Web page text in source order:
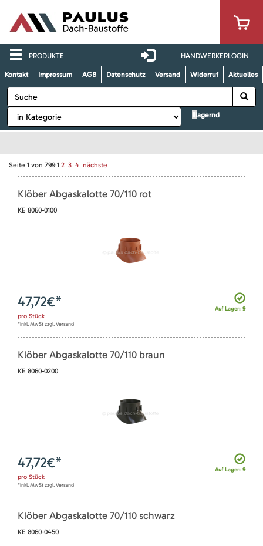
PRODUKTE HANDWERKERLOGIN
Kontakt Impressum AGB Datenschutz Versand Widerruf Aktuelles
lagernd
Seite 1 von 799 1 2 3 4 nächste
Klöber Abgaskalotte 70/110 rot
KE 8060-0100
Auf Lager: 9
47,72€*
pro Stück
*inkl. MwSt zzgl. Versand
Klöber Abgaskalotte 70/110 braun
KE 8060-0200
Auf Lager: 9
47,72€*
pro Stück
*inkl. MwSt zzgl. Versand
Klöber Abgaskalotte 70/110 schwarz
KE 8060-0450